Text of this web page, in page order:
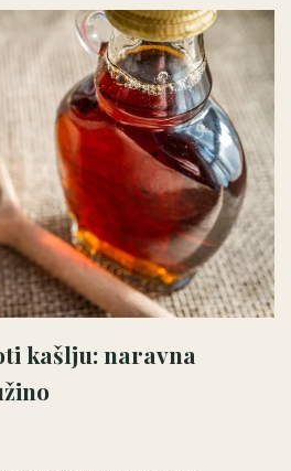
kašlju: naravna